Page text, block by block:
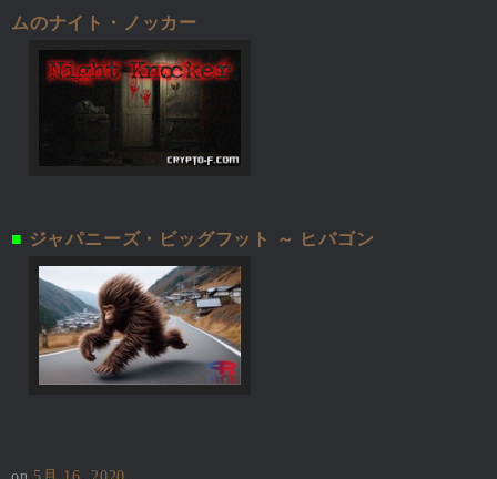
ムのナイト・ノッカー
■ ジャパニーズ・ビッグフット ～ ヒバゴン